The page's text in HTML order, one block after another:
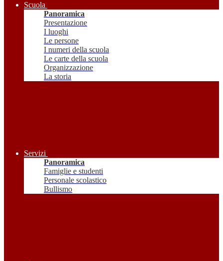
Scuola
Panoramica
Presentazione
I luoghi
Le persone
I numeri della scuola
Le carte della scuola
Organizzazione
La storia
Servizi
Panoramica
Famiglie e studenti
Personale scolastico
Bullismo